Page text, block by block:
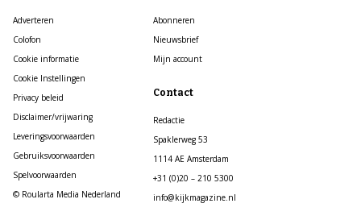
Adverteren
Colofon
Cookie informatie
Cookie Instellingen
Privacy beleid
Disclaimer/vrijwaring
Leveringsvoorwaarden
Gebruiksvoorwaarden
Spelvoorwaarden
© Roularta Media Nederland
Abonneren
Nieuwsbrief
Mijn account
Contact
Redactie
Spaklerweg 53
1114 AE Amsterdam
+31 (0)20 – 210 5300
info@kijkmagazine.nl